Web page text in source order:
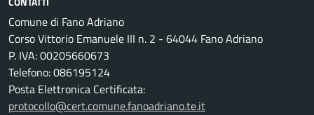
Comune di Fano Adriano
Corso Vittorio Emanuele III n. 2 - 64044 Fano Adriano
P. IVA: 00205660673
Telefono: 086195124
Posta Elettronica Certificata:
protocollo@cert.comune.fanoadriano.te.it